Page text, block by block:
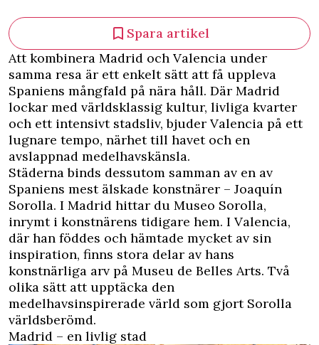
Spara artikel
Att kombinera Madrid och Valencia under
samma resa är ett enkelt sätt att få uppleva
Spaniens mångfald på nära håll. Där Madrid
lockar med världsklassig kultur, livliga kvarter
och ett intensivt stadsliv, bjuder Valencia på ett
lugnare tempo, närhet till havet och en
avslappnad medelhavskänsla.
Städerna binds dessutom samman av en av
Spaniens mest älskade konstnärer – Joaquín
Sorolla. I Madrid hittar du Museo Sorolla,
inrymt i konstnärens tidigare hem. I Valencia,
där han föddes och hämtade mycket av sin
inspiration, finns stora delar av hans
konstnärliga arv på Museu de Belles Arts. Två
olika sätt att upptäcka den
medelhavsinspirerade värld som gjort Sorolla
världsberömd.
Madrid – en livlig stad